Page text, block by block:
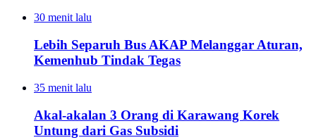
30 menit lalu
Lebih Separuh Bus AKAP Melanggar Aturan,
Kemenhub Tindak Tegas
35 menit lalu
Akal-akalan 3 Orang di Karawang Korek
Untung dari Gas Subsidi